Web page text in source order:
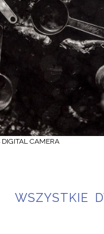
DIGITAL CAMERA
WSZYSTKIE